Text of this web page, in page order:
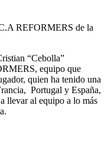
REFORMERS de la
“Cebolla”
equipo que
quien ha tenido una
Portugal y España,
llevar al equipo a lo más